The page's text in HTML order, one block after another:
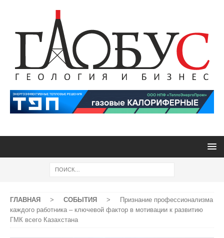
ГЛАВНАЯ > СОБЫТИЯ >
Признание профессионализма
каждого работника – ключевой фактор в мотивации к развитию
ГМК всего Казахстана